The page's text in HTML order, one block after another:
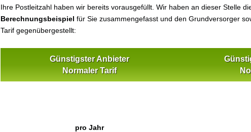
Ihre Postleitzahl haben wir bereits vorausgefüllt. Wir haben an dieser Stelle
Berechnungsbeispiel für Sie zusammengefasst und den Grundversorger
Tarif gegenübergestellt:
Günstigster Anbieter
Normaler Tarif
pro Jahr